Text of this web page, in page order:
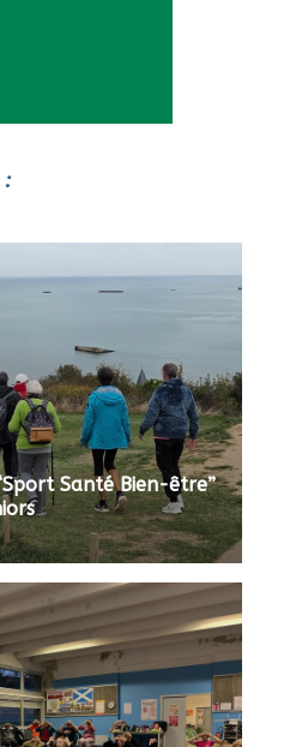
:
Santé Bien-être”